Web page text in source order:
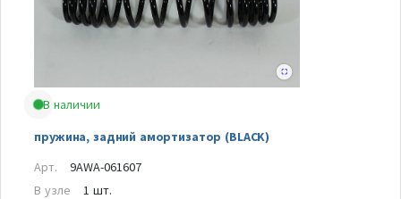
В наличии
пружина, задний амортизатор (BLACK)
Арт.
9AWA-061607
В узле
1 шт.